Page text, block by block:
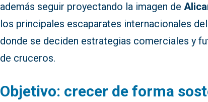
además seguir proyectando la imagen de
los principales escaparates internacionales
donde se deciden estrategias comerciales y
de cruceros.
Objetivo: crecer de forma